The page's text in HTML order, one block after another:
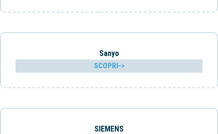
Sanyo
SCOPRI->
SIEMENS